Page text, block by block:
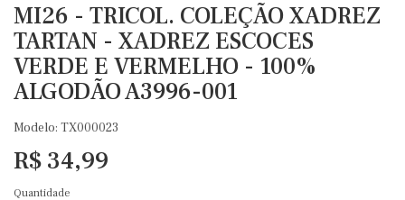
MI26 - TRICOL. COLEÇÃO XADREZ
TARTAN - XADREZ ESCOCES
VERDE E VERMELHO - 100%
ALGODÃO A3996-001
Modelo: TX000023
R$ 34,99
Quantidade